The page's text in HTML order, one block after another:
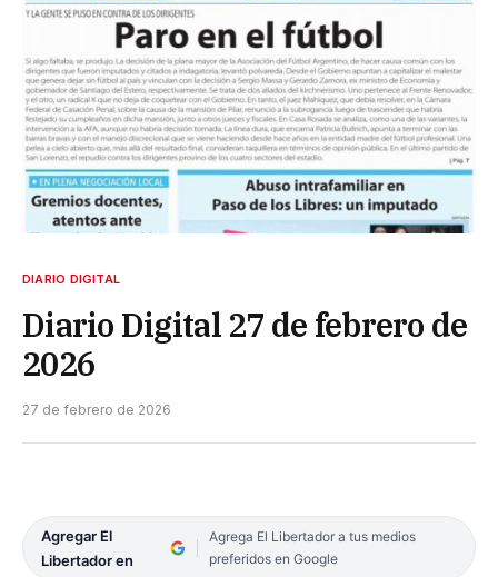
DIARIO DIGITAL
Diario Digital 27 de febrero de
2026
27 de febrero de 2026
Agregar El
Libertador en
Agrega El Libertador a tus medios
preferidos en Google